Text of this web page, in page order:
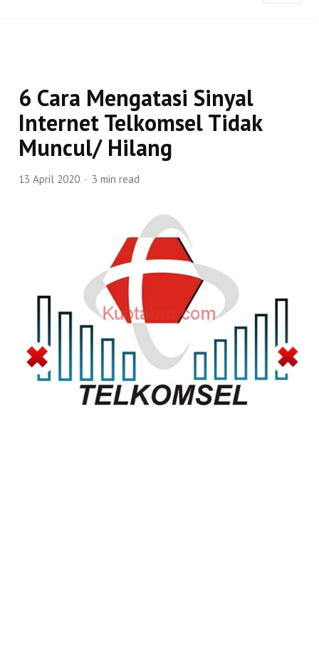
6 Cara Mengatasi Sinyal
Internet Telkomsel Tidak
Muncul/ Hilang
13 April 2020 3 min read